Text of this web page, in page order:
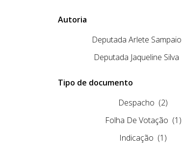
Autoria
Deputada Arlete Sampaio
Deputada Jaqueline Silva
Tipo de documento
Despacho (2)
Folha De Votação (1)
Indicação (1)